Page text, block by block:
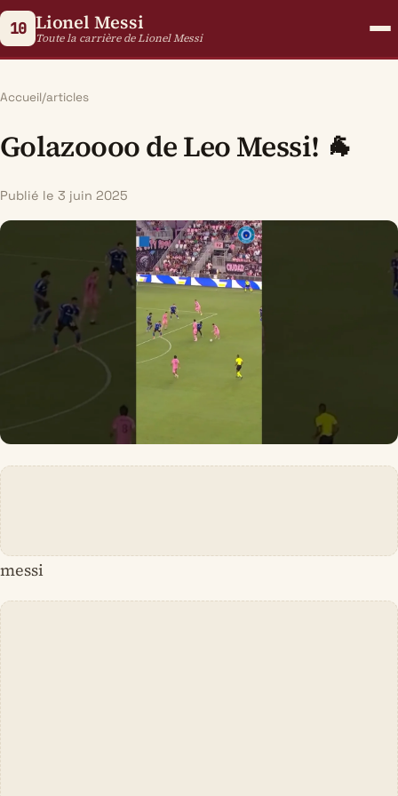
10 Lionel Messi
Toute la carrière de Lionel Messi
Accueil/articles
Golazoooo de Leo Messi! 🐐
Publié le 3 juin 2025
messi